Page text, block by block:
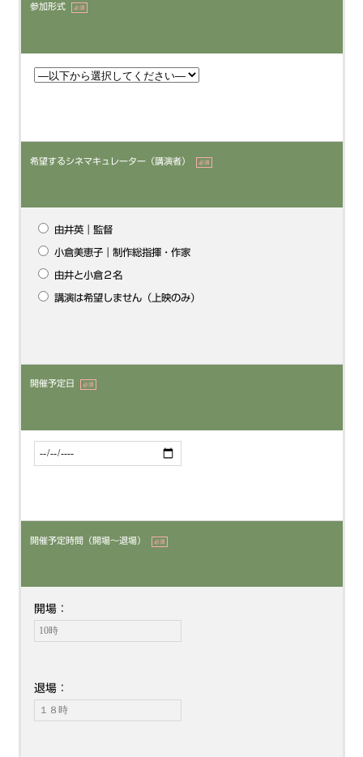
参加形式 必須
希望するシネマキュレーター（講演者） 必須
由井英｜監督
小倉美恵子｜制作総指揮・作家
由井と小倉２名
講演は希望しません（上映のみ）
開催予定日 必須
開催予定時間（開場〜退場） 必須
開場：
退場：